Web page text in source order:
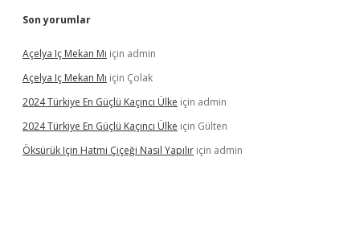
Son yorumlar
Açelya Iç Mekan Mı için admin
Açelya Iç Mekan Mı için Çolak
2024 Türkiye En Güçlü Kaçıncı Ülke için admin
2024 Türkiye En Güçlü Kaçıncı Ülke için Gülten
Öksürük Için Hatmi Çiçeği Nasıl Yapılır için admin